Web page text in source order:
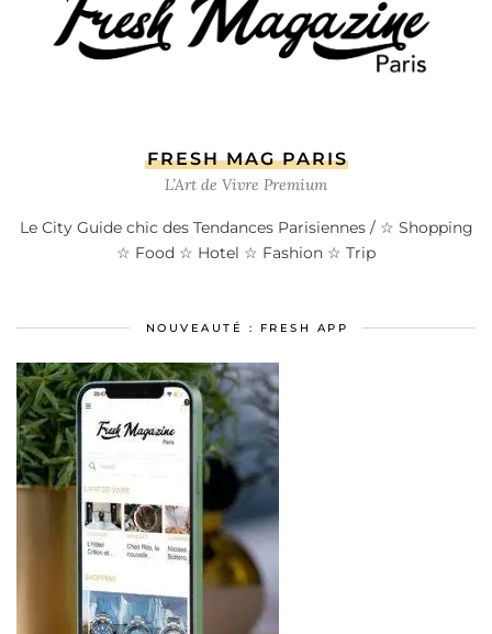
FRESH MAG PARIS
L’Art de Vivre Premium
Le City Guide chic des Tendances Parisiennes / ☆ Shopping
☆ Food ☆ Hotel ☆ Fashion ☆ Trip
NOUVEAUTÉ : FRESH APP